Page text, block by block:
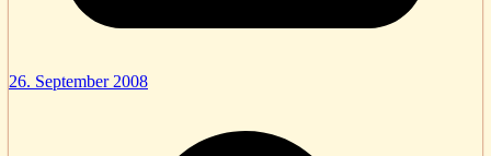
26. September 2008